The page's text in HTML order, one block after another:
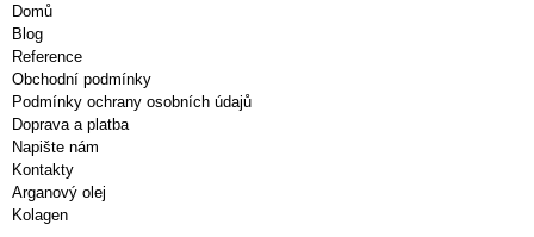
Domů
Blog
Reference
Obchodní podmínky
Podmínky ochrany osobních údajů
Doprava a platba
Napište nám
Kontakty
Arganový olej
Kolagen